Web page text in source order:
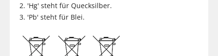
2. 'Hg' steht für Quecksilber.
3. 'Pb' steht für Blei.